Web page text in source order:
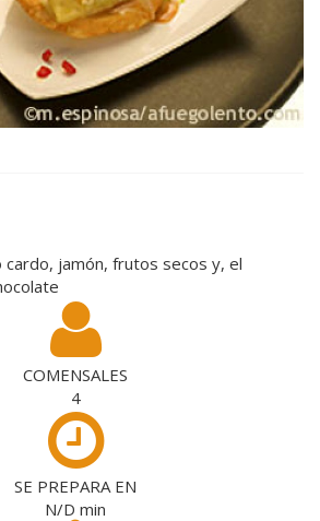
jamón, frutos secos y, el
COMENSALES
4
SE PREPARA EN
N/D min